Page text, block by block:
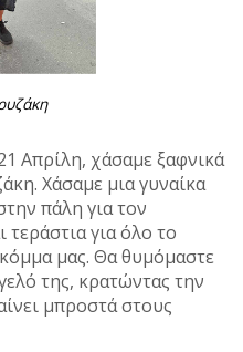
Απρίλη, χάσαμε ξαφνικά
Χάσαμε μια γυναίκα
πάλη για τον
τεράστια για όλο το
μας. Θα θυμόμαστε
της, κρατώντας την
μπροστά στους